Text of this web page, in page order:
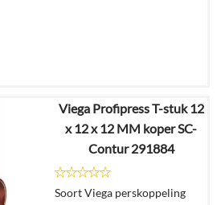
€11,69
€9,12
Viega Profipress T-stuk 12
x 12 x 12 MM koper SC-
Contur 291884
Soort Viega perskoppeling